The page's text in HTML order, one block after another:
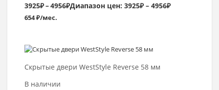
3925₽–4956₽Диапазон цен: 3925₽ – 4956₽
654 ₽/мес.
Скрытые двери WestStyle Reverse 58 мм
В наличии
Выбрать >